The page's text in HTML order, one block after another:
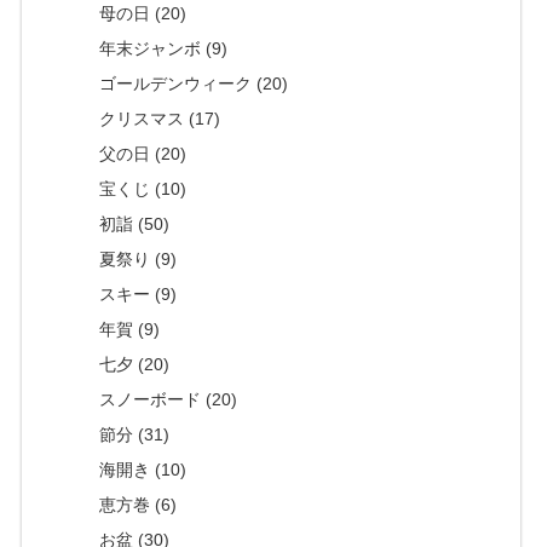
母の日 (20)
年末ジャンボ (9)
ゴールデンウィーク (20)
クリスマス (17)
父の日 (20)
宝くじ (10)
初詣 (50)
夏祭り (9)
スキー (9)
年賀 (9)
七夕 (20)
スノーボード (20)
節分 (31)
海開き (10)
恵方巻 (6)
お盆 (30)